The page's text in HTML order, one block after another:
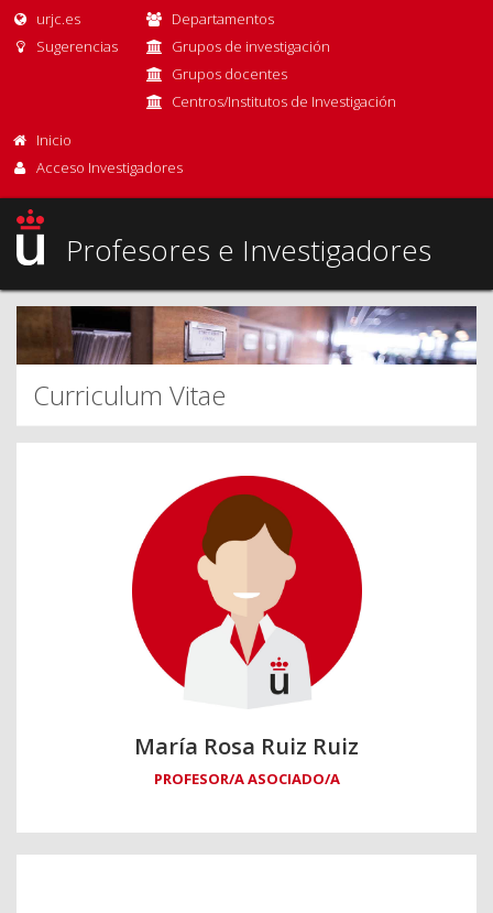
urjc.es
Sugerencias
Departamentos
Grupos de investigación
Grupos docentes
Centros/Institutos de Investigación
Inicio
Acceso Investigadores
Profesores e Investigadores
Curriculum Vitae
María Rosa Ruiz Ruiz
PROFESOR/A ASOCIADO/A